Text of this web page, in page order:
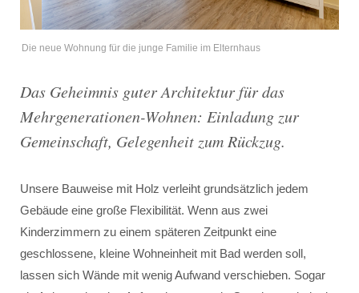
Die neue Wohnung für die junge Familie im Elternhaus
Das Geheimnis guter Architektur für das
Mehrgenerationen-Wohnen: Einladung zur
Gemeinschaft, Gelegenheit zum Rückzug.
Unsere Bauweise mit Holz verleiht grundsätzlich jedem
Gebäude eine große Flexibilität. Wenn aus zwei
Kinderzimmern zu einem späteren Zeitpunkt eine
geschlossene, kleine Wohneinheit mit Bad werden soll,
lassen sich Wände mit wenig Aufwand verschieben. Sogar